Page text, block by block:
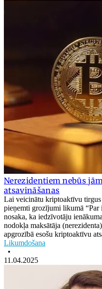
Nerezidentiem nebūs
atsavināšanas
Lai veicinātu kriptoaktīvu
pieņemti grozījumi likumā
nosaka, ka iedzīvotāju
nodokļa maksātāja
apgrozībā esošu kriptoaktīvu
Likumdošana
•
11.04.2025